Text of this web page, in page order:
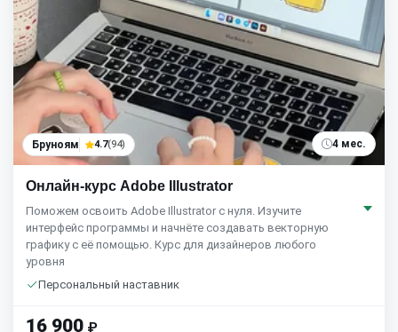
Бруноям 4.7(94) 4 мес.
Онлайн-курс Adobe Illustrator
Поможем освоить Adobe Illustrator с нуля. Изучите
интерфейс программы и начнёте создавать векторную
графику с её помощью. Курс для дизайнеров любого
уровня
Персональный наставник
16 900 ₽